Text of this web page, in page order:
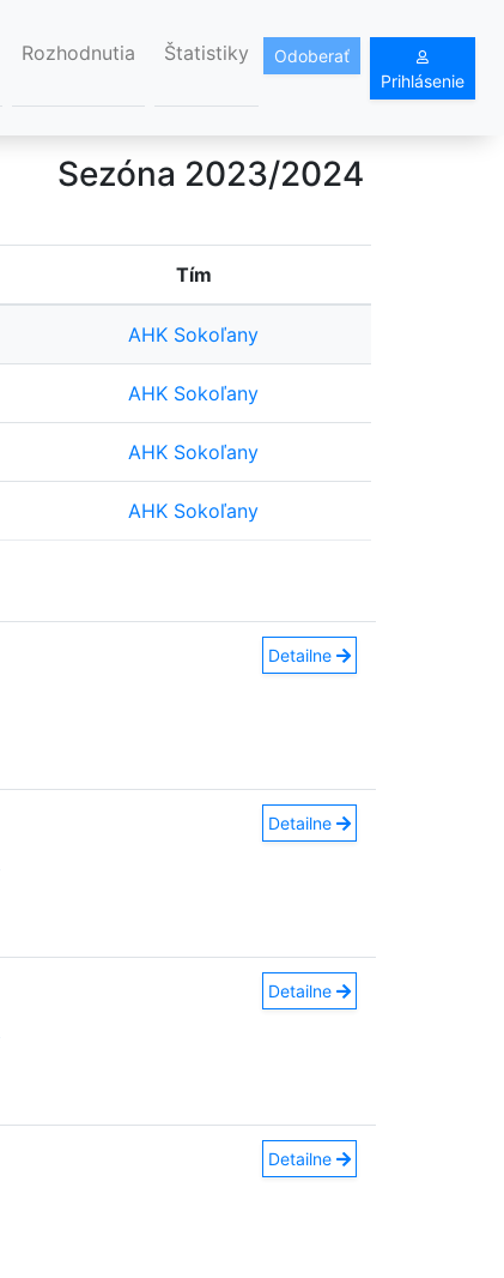
Rozhodnutia Štatistiky
Odoberať
Prihlásenie
Sezóna 2023/2024
Tím
AHK Sokoľany
AHK Sokoľany
AHK Sokoľany
AHK Sokoľany
Detailne
Detailne
Detailne
Detailne